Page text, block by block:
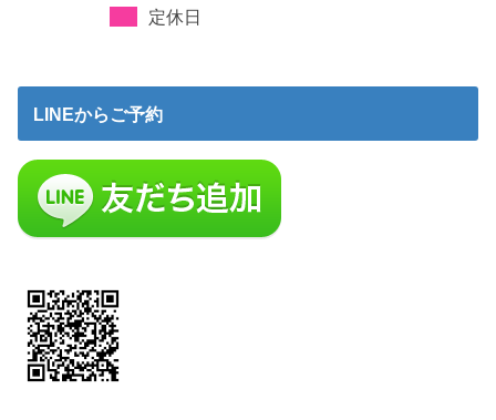
定休日
LINEからご予約